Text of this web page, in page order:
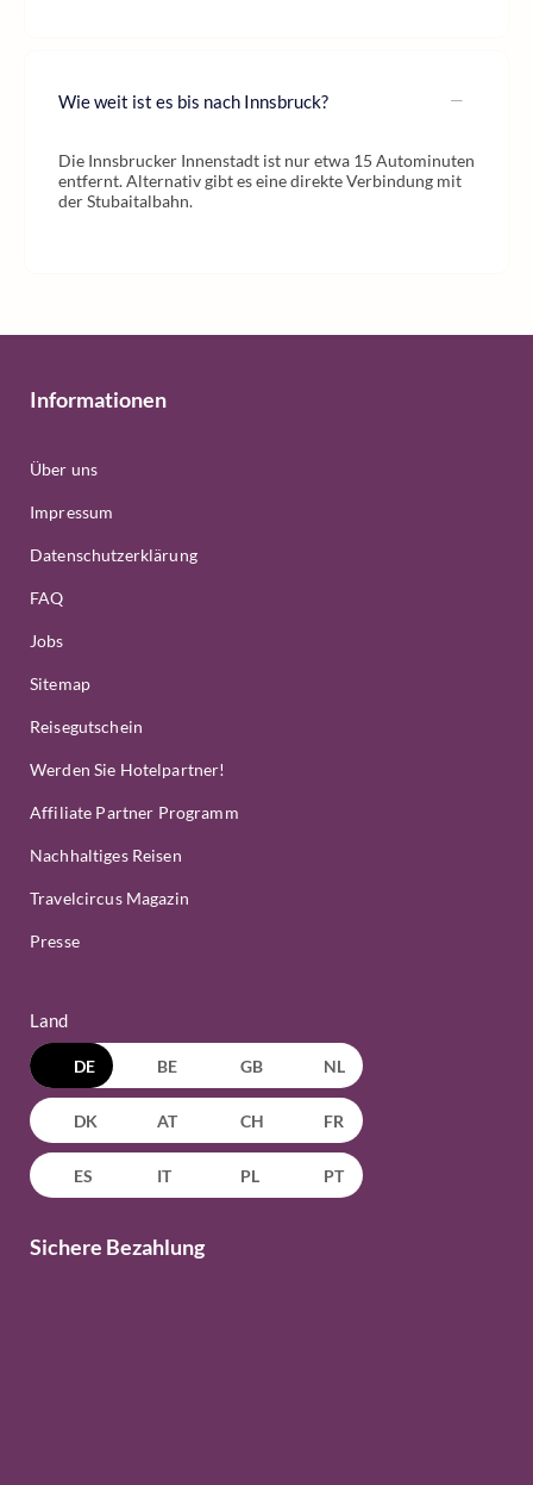
Wie weit ist es bis nach Innsbruck?
Die Innsbrucker Innenstadt ist nur etwa 15 Autominuten
entfernt. Alternativ gibt es eine direkte Verbindung mit
der Stubaitalbahn.
Informationen
Über uns
Impressum
Datenschutzerklärung
FAQ
Jobs
Sitemap
Reisegutschein
Werden Sie Hotelpartner!
Affiliate Partner Programm
Nachhaltiges Reisen
Travelcircus Magazin
Presse
Land
DE BE GB NL
DK AT CH FR
ES IT PL PT
Sichere Bezahlung